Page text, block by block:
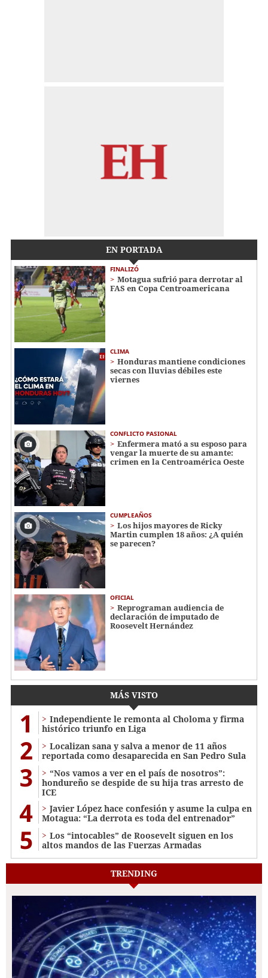
EN PORTADA
FINALIZÓ
Motagua sufrió para derrotar al
FAS en Copa Centroamericana
CLIMA
Honduras mantiene condiciones
secas con lluvias débiles este
viernes
CONFLICTO PASIONAL
Enfermera mató a su esposo para
vengar la muerte de su amante:
crimen en la Centroamérica Oeste
CUMPLEAÑOS
Los hijos mayores de Ricky
Martin cumplen 18 años: ¿A quién
se parecen?
OFICIAL
Reprograman audiencia de
declaración de imputado de
Roosevelt Hernández
MÁS VISTO
1
Independiente le remonta al Choloma y firma
histórico triunfo en Liga
2
Localizan sana y salva a menor de 11 años
reportada como desaparecida en San Pedro Sula
3
“Nos vamos a ver en el país de nosotros”:
hondureño se despide de su hija tras arresto de
ICE
4
Javier López hace confesión y asume la culpa en
Motagua: “La derrota es toda del entrenador”
5
Los “intocables” de Roosevelt siguen en los
altos mandos de las Fuerzas Armadas
TRENDING